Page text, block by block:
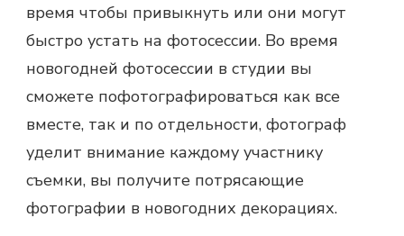
время чтобы привыкнуть или они могут
быстро устать на фотосессии. Во время
новогодней фотосессии в студии вы
сможете пофотографироваться как все
вместе, так и по отдельности, фотограф
уделит внимание каждому участнику
съемки, вы получите потрясающие
фотографии в новогодних декорациях.